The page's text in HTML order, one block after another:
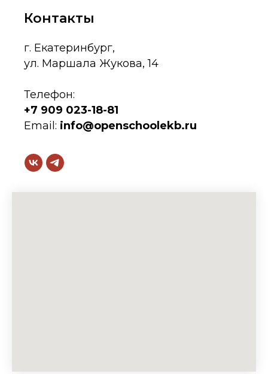
Контакты
г. Екатеринбург,
ул. Маршала Жукова, 14
Телефон:
+7 909 023-18-81
Email: info@openschoolekb.ru